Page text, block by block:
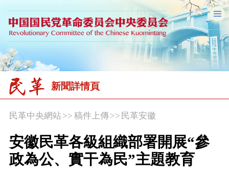
新聞詳情頁
民革中央網站>> 稿件上傳>> 民革安徽
安徽民革各級組織部署開展“參
政為公、實干為民”主題教育